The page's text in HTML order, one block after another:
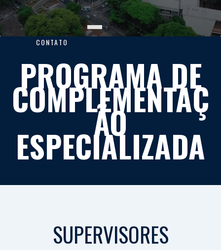
CONTATO
PROGRAMA DE
COMPLEMENTAÇ
ÃO
ESPECIALIZADA
SUPERVISORES